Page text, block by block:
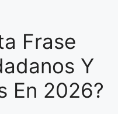
Frase
Y
En 2026?